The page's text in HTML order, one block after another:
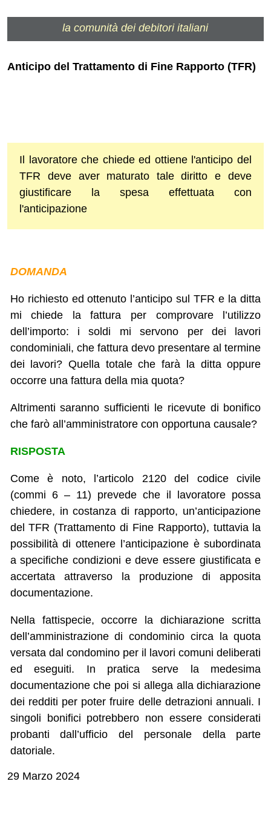
la comunità dei debitori italiani
Anticipo del Trattamento di Fine Rapporto (TFR)
Il lavoratore che chiede ed ottiene l'anticipo del
TFR deve aver maturato tale diritto e deve
giustificare la spesa effettuata con
l'anticipazione
DOMANDA
Ho richiesto ed ottenuto l’anticipo sul TFR e la ditta
mi chiede la fattura per comprovare l’utilizzo
dell’importo: i soldi mi servono per dei lavori
condominiali, che fattura devo presentare al termine
dei lavori? Quella totale che farà la ditta oppure
occorre una fattura della mia quota?
Altrimenti saranno sufficienti le ricevute di bonifico
che farò all’amministratore con opportuna causale?
RISPOSTA
Come è noto, l’articolo 2120 del codice civile
(commi 6 – 11) prevede che il lavoratore possa
chiedere, in costanza di rapporto, un’anticipazione
del TFR (Trattamento di Fine Rapporto), tuttavia la
possibilità di ottenere l’anticipazione è subordinata
a specifiche condizioni e deve essere giustificata e
accertata attraverso la produzione di apposita
documentazione.
Nella fattispecie, occorre la dichiarazione scritta
dell’amministrazione di condominio circa la quota
versata dal condomino per il lavori comuni deliberati
ed eseguiti. In pratica serve la medesima
documentazione che poi si allega alla dichiarazione
dei redditi per poter fruire delle detrazioni annuali. I
singoli bonifici potrebbero non essere considerati
probanti dall’ufficio del personale della parte
datoriale.
29 Marzo 2024